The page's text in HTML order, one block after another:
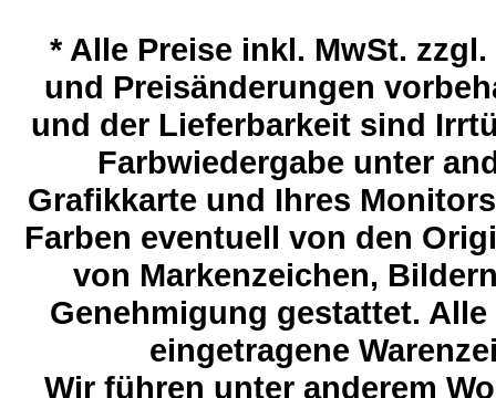
*Alle Preise inkl. MwSt.
und Preisänderungen
und der Lieferbarkeit sind
Farbwiedergabe unter
Grafikkarte und Ihres
Farben eventuell von den
von Markenzeichen,
Genehmigung gestattet.
eingetragene
Wir führen unter anderem